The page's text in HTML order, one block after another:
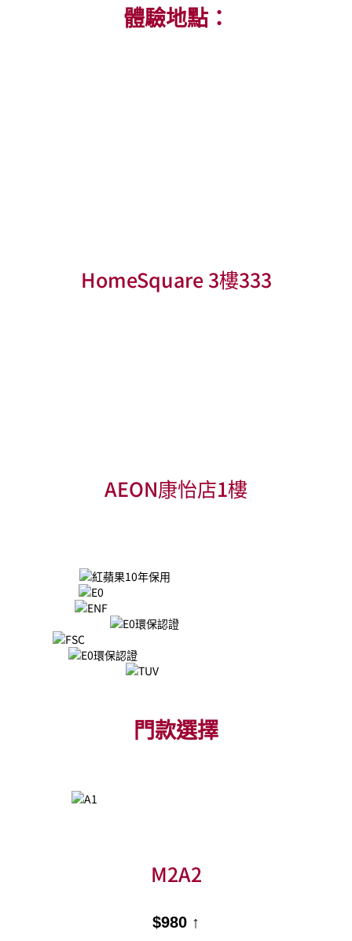
體驗地點：
HomeSquare 3樓333
AEON康怡店1樓
門款選擇
M2A2
$980 ↑